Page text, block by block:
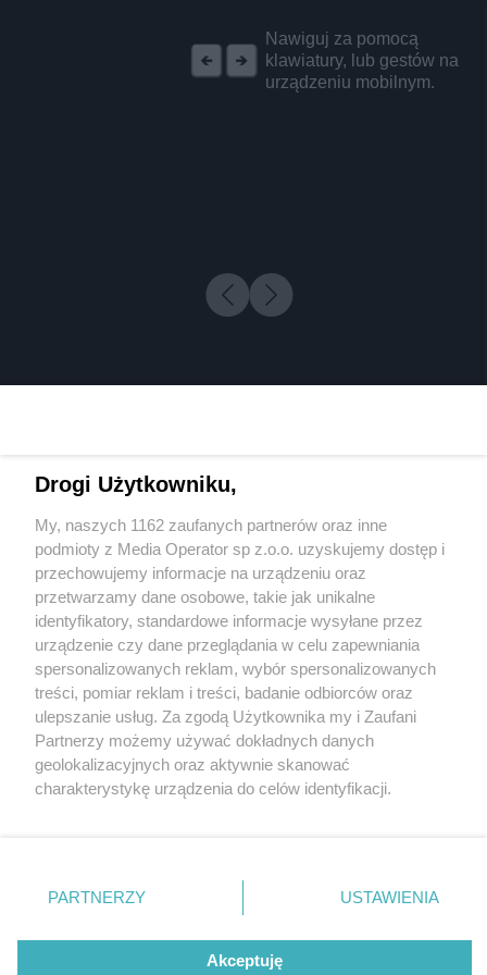
Nawiguj za pomocą
klawiatury, lub gestów na
urządzeniu mobilnym.
4 / 0
Wydawca mediów lokalnych
Nie zapomnij
zapoznać się z:
polityką prywatności
Twojemiasto
Piekary Śląskie
Chorzów
Tarnowskie Góry
Gliwice
Skontakuj sięz nami
Kontakt
Redakcja
Newsletter
Drogi Użytkowniku,
My, naszych 1162 zaufanych partnerów oraz inne
podmioty z Media Operator sp z.o.o. uzyskujemy dostęp i
przechowujemy informacje na urządzeniu oraz
przetwarzamy dane osobowe, takie jak unikalne
identyfikatory, standardowe informacje wysyłane przez
urządzenie czy dane przeglądania w celu zapewniania
spersonalizowanych reklam, wybór spersonalizowanych
treści, pomiar reklam i treści, badanie odbiorców oraz
ulepszanie usług. Za zgodą Użytkownika my i Zaufani
Partnerzy możemy używać dokładnych danych
geolokalizacyjnych oraz aktywnie skanować
charakterystykę urządzenia do celów identyfikacji.
zmienić/wycofać klikając przycisk ustawień prywatności
znajdujący się w lewym dolnym rogu strony
rodzaje przetwarzania danych nie wymagają zgody
użytkownika, ale masz prawo sprzeciwić się takiemu
PARTNERZY USTAWIENIA
Akceptuję